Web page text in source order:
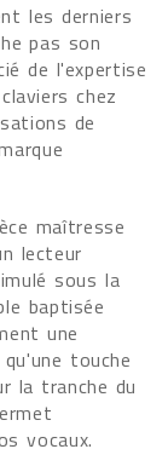
les derniers
pas son
de l'expertise
chez
de
maîtresse
lecteur
sous la
baptisée
une
touche
la tranche du
vocaux.